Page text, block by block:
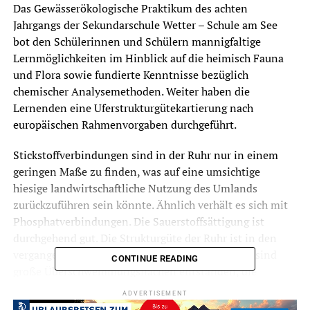
Das Gewässerökologische Praktikum des achten
Jahrgangs der Sekundarschule Wetter – Schule am See
bot den Schülerinnen und Schülern mannigfaltige
Lernmöglichkeiten im Hinblick auf die heimisch Fauna
und Flora sowie fundierte Kenntnisse bezüglich
chemischer Analysemethoden. Weiter haben die
Lernenden eine Uferstrukturgütekartierung nach
europäischen Rahmenvorgaben durchgeführt.
Stickstoffverbindungen sind in der Ruhr nur in einem
geringen Maße zu finden, was auf eine umsichtige
hiesige landwirtschaftliche Nutzung des Umlands
zurückzuführen sein könnte. Ähnlich verhält es sich mit
Phosphatverbindungen. Die Sauerstoffsättigung ist
vergangenen Jahren stetig verbessert worden. So sind
große Überschwemmungsflächen entstanden, die
periodische Hochwässer abpuffern. Totholz und große
Störsteine sind im Fluss zu finden, die ein weites
CONTINUE READING
ADVERTISEMENT